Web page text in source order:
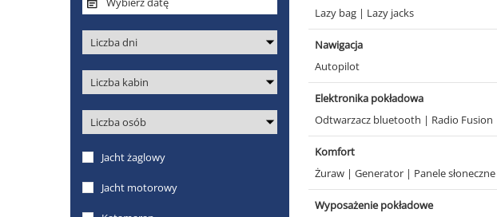
Lazy bag | Lazy jacks
Nawigacja
Autopilot
Elektronika pokładowa
Odtwarzacz bluetooth | Radio Fusion
Komfort
Żuraw | Generator | Panele słoneczne
Wyposażenie pokładowe